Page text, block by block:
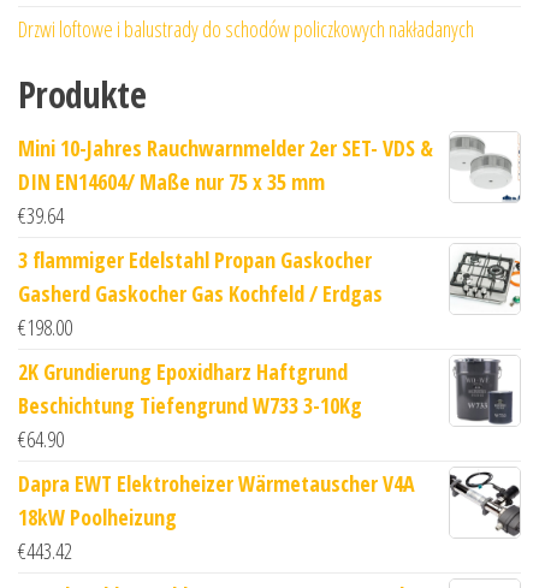
Drzwi loftowe i balustrady do schodów policzkowych nakładanych
Produkte
Mini 10-Jahres Rauchwarnmelder 2er SET- VDS &
DIN EN14604/ Maße nur 75 x 35 mm
€39.64
3 flammiger Edelstahl Propan Gaskocher
Gasherd Gaskocher Gas Kochfeld / Erdgas
€198.00
2K Grundierung Epoxidharz Haftgrund
Beschichtung Tiefengrund W733 3-10Kg
€64.90
Dapra EWT Elektroheizer Wärmetauscher V4A
18kW Poolheizung
€443.42